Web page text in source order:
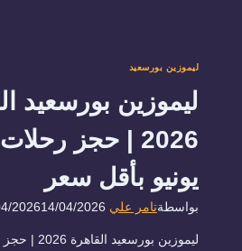
ليموزين بورسعيد
ليموزين بورسعيد
يونيو بأقل سعر
بواسطةتامر علي 202614/04/2026